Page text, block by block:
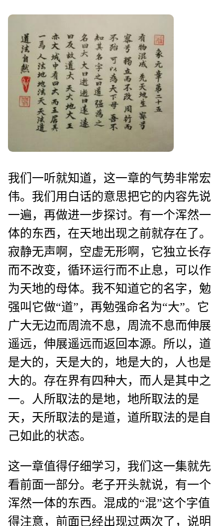
我们一听就知道，这一章的气势非常宏
伟。我们用白话的意思把它的内容先说
一遍，再做进一步探讨。有一个浑然一
体的东西，在天地出现之前就存在了。
寂静无声啊，空虚无形啊，它独立长存
而不改变，循环运行而不止息，可以作
为天地的母体。我不知道它的名字，勉
强叫它做“道”，再勉强命名为“大”。它
广大无边而周流不息，周流不息而伸展
遥远，伸展遥远而返回本源。所以，道
是大的，天是大的，地是大的，人也是
大的。存在界有四种大，而人是其中之
一。人所取法的是地，地所取法的是
天，天所取法的是道，道所取法的是自
己如此的状态。
这一章值得仔细学习，我们这一集就先
看前面一部分。老子开头就说，有一个
浑然一体的东西。混成的“混”这个字值
得注意，前面已经出现过两次了，说明